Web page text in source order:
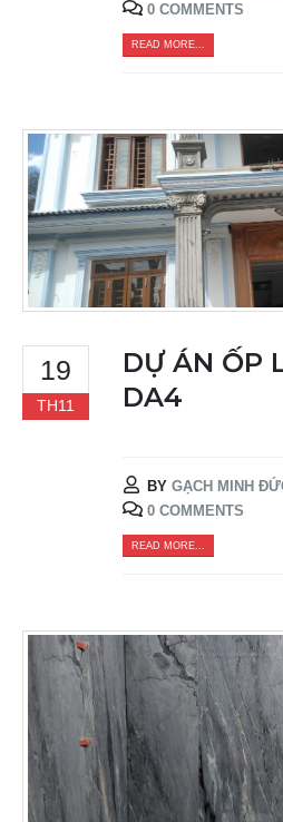
0 COMMENTS
READ MORE...
19
TH11
DỰ ÁN ỐP
DA4
BY GẠCH MINH
0 COMMENTS
READ MORE...